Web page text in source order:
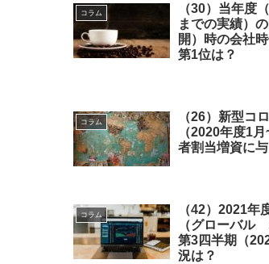
コラム
（30）当年度
までの実績）
開）時の会社
第1位は？
コラム
（26）新型コ
（2020年度1
者割当増資に
コラム
（42）2021
（グローバル
第3四半期（
況は？